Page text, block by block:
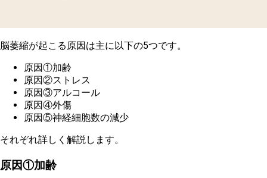
脳萎縮が起こる原因は主に以下の5つです。
原因①加齢
原因②ストレス
原因③アルコール
原因④外傷
原因⑤神経細胞数の減少
それぞれ詳しく解説します。
原因①加齢